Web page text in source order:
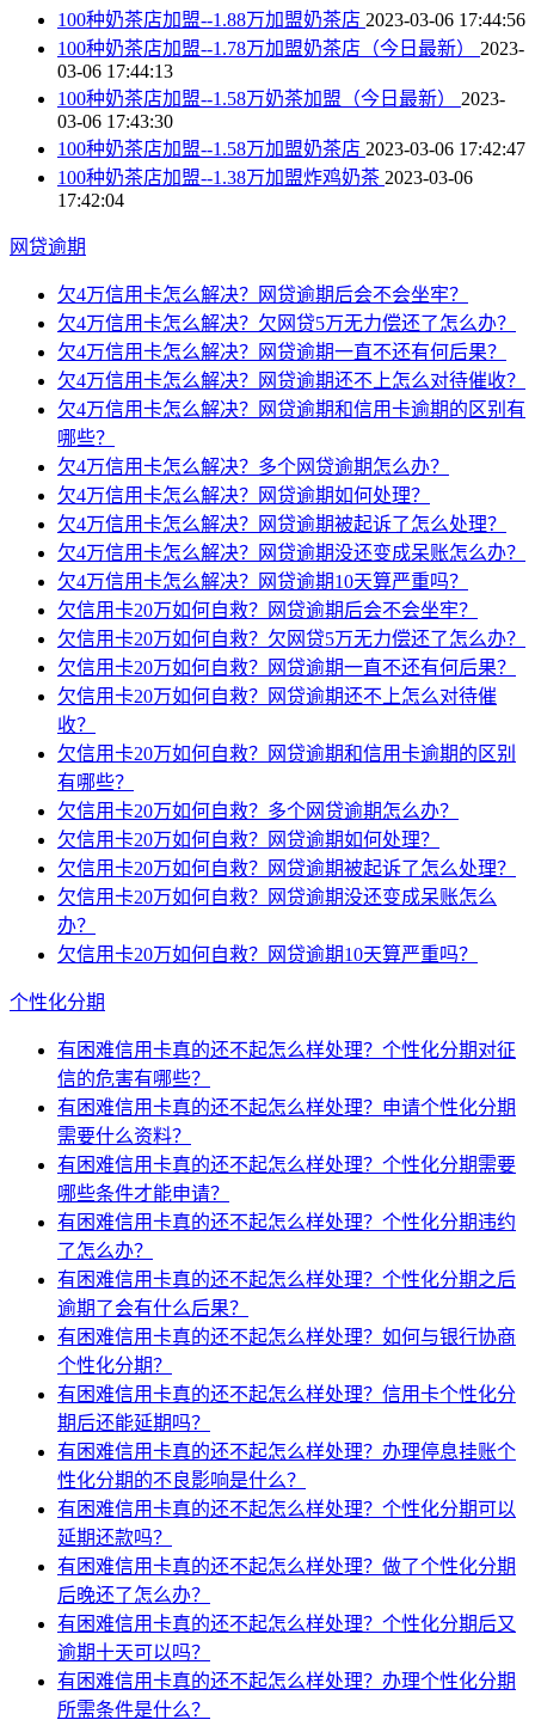
100种奶茶店加盟--1.88万加盟奶茶店 2023-03-06 17:44:56
100种奶茶店加盟--1.78万加盟奶茶店（今日最新） 2023-
03-06 17:44:13
100种奶茶店加盟--1.58万奶茶加盟（今日最新） 2023-
03-06 17:43:30
100种奶茶店加盟--1.58万加盟奶茶店 2023-03-06 17:42:47
100种奶茶店加盟--1.38万加盟炸鸡奶茶 2023-03-06
17:42:04
网贷逾期
欠4万信用卡怎么解决？网贷逾期后会不会坐牢？
欠4万信用卡怎么解决？欠网贷5万无力偿还了怎么办？
欠4万信用卡怎么解决？网贷逾期一直不还有何后果？
欠4万信用卡怎么解决？网贷逾期还不上怎么对待催收？
欠4万信用卡怎么解决？网贷逾期和信用卡逾期的区别有
哪些？
欠4万信用卡怎么解决？多个网贷逾期怎么办？
欠4万信用卡怎么解决？网贷逾期如何处理？
欠4万信用卡怎么解决？网贷逾期被起诉了怎么处理？
欠4万信用卡怎么解决？网贷逾期没还变成呆账怎么办？
欠4万信用卡怎么解决？网贷逾期10天算严重吗？
欠信用卡20万如何自救？网贷逾期后会不会坐牢？
欠信用卡20万如何自救？欠网贷5万无力偿还了怎么办？
欠信用卡20万如何自救？网贷逾期一直不还有何后果？
欠信用卡20万如何自救？网贷逾期还不上怎么对待催
收？
欠信用卡20万如何自救？网贷逾期和信用卡逾期的区别
有哪些？
欠信用卡20万如何自救？多个网贷逾期怎么办？
欠信用卡20万如何自救？网贷逾期如何处理？
欠信用卡20万如何自救？网贷逾期被起诉了怎么处理？
欠信用卡20万如何自救？网贷逾期没还变成呆账怎么
办？
欠信用卡20万如何自救？网贷逾期10天算严重吗？
个性化分期
有困难信用卡真的还不起怎么样处理？个性化分期对征
信的危害有哪些？
有困难信用卡真的还不起怎么样处理？申请个性化分期
需要什么资料？
有困难信用卡真的还不起怎么样处理？个性化分期需要
哪些条件才能申请？
有困难信用卡真的还不起怎么样处理？个性化分期违约
了怎么办？
有困难信用卡真的还不起怎么样处理？个性化分期之后
逾期了会有什么后果？
有困难信用卡真的还不起怎么样处理？如何与银行协商
个性化分期？
有困难信用卡真的还不起怎么样处理？信用卡个性化分
期后还能延期吗？
有困难信用卡真的还不起怎么样处理？办理停息挂账个
性化分期的不良影响是什么？
有困难信用卡真的还不起怎么样处理？个性化分期可以
延期还款吗？
有困难信用卡真的还不起怎么样处理？做了个性化分期
后晚还了怎么办？
有困难信用卡真的还不起怎么样处理？个性化分期后又
逾期十天可以吗？
有困难信用卡真的还不起怎么样处理？办理个性化分期
所需条件是什么？